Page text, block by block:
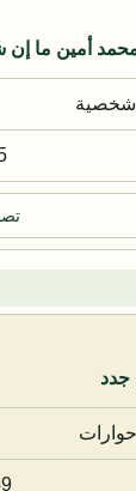
أمين ما إن
شخصية
جدد